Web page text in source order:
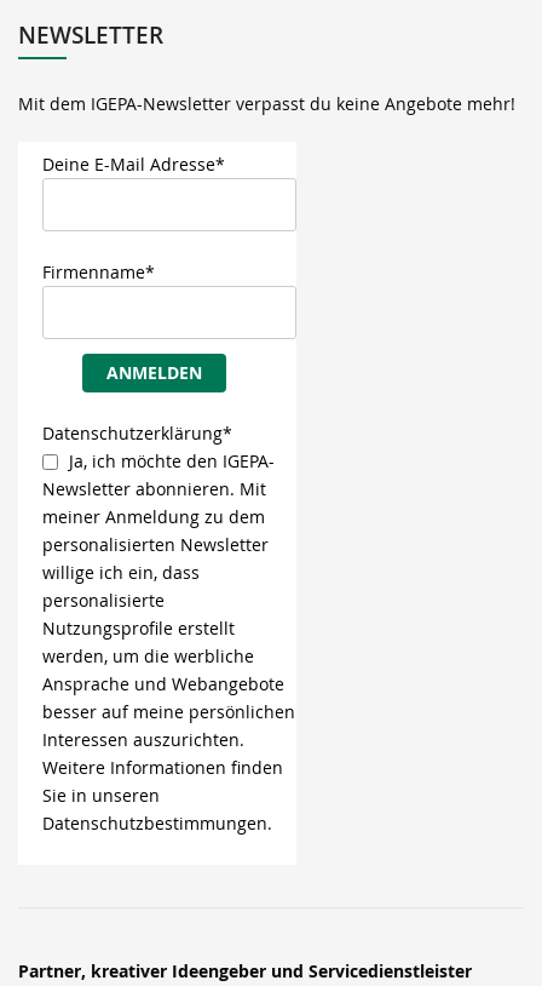
NEWSLETTER
Mit dem IGEPA-Newsletter verpasst du keine Angebote mehr!
Deine E-Mail Adresse*
Firmenname*
ANMELDEN
Datenschutzerklärung*
Ja, ich möchte den IGEPA-
Newsletter abonnieren. Mit
meiner Anmeldung zu dem
personalisierten Newsletter
willige ich ein, dass
personalisierte
Nutzungsprofile erstellt
werden, um die werbliche
Ansprache und Webangebote
besser auf meine persönlichen
Interessen auszurichten.
Weitere Informationen finden
Sie in unseren
Datenschutzbestimmungen.
Partner, kreativer Ideengeber und Servicedienstleister